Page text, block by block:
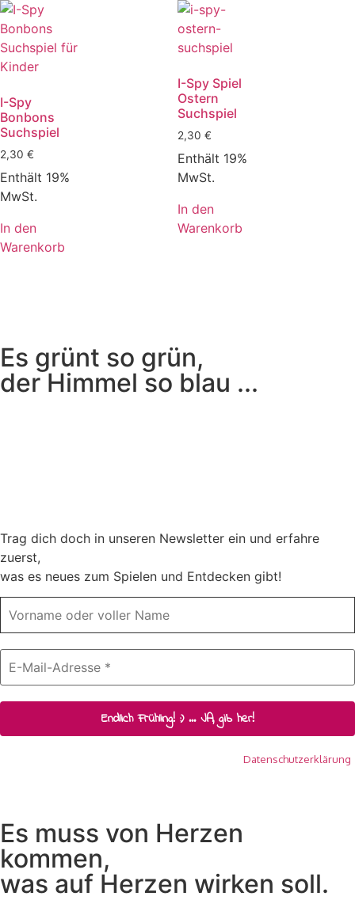
I-Spy
Bonbons
Suchspiel
2,30 €
Enthält 19%
MwSt.
In den
Warenkorb
I-Spy Spiel
Ostern
Suchspiel
2,30 €
Enthält 19%
MwSt.
In den
Warenkorb
Es grünt so grün,
der Himmel so blau ...
Trag dich doch in unseren Newsletter ein und erfahre
zuerst,
was es neues zum Spielen und Entdecken gibt!
Datenschutzerklärung
Es muss von Herzen
kommen,
was auf Herzen wirken soll.